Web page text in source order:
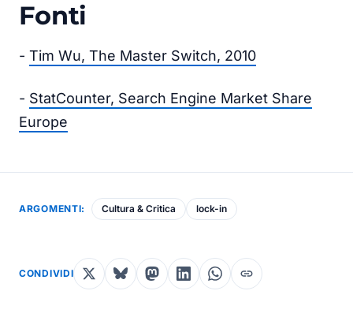
Fonti
- Tim Wu, The Master Switch, 2010
- StatCounter, Search Engine Market Share
Europe
ARGOMENTI: Cultura & Critica lock-in
CONDIVIDI